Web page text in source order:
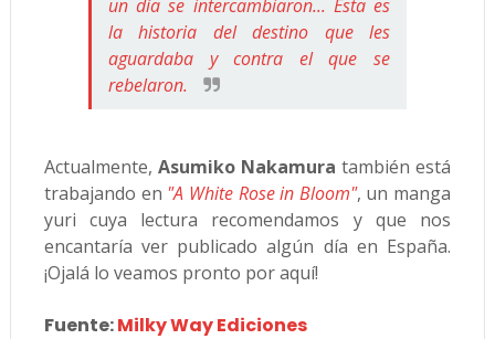
un día se intercambiaron... Esta es
la historia del destino que les
aguardaba y contra el que se
rebelaron.
Actualmente, Asumiko Nakamura también está
trabajando en "A White Rose in Bloom", un manga
yuri cuya lectura recomendamos y que nos
encantaría ver publicado algún día en España.
¡Ojalá lo veamos pronto por aquí!
Fuente:Milky Way Ediciones